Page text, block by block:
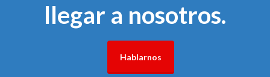
llegar a nosotros.
Hablarnos